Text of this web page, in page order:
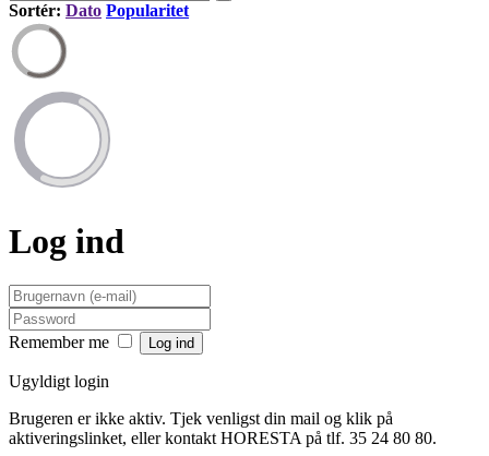
Sortér: Dato Popularitet
Log ind
Remember me
Ugyldigt login
Brugeren er ikke aktiv. Tjek venligst din mail og klik på
aktiveringslinket, eller kontakt HORESTA på tlf. 35 24 80 80.